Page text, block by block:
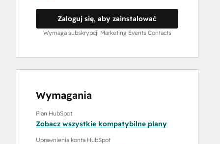
Zaloguj się, aby zainstalować
Wymaga subskrypcji Marketing Events Contacts
Wymagania
Plan HubSpot
Zobacz wszystkie kompatybilne plany
Uprawnienia konta HubSpot